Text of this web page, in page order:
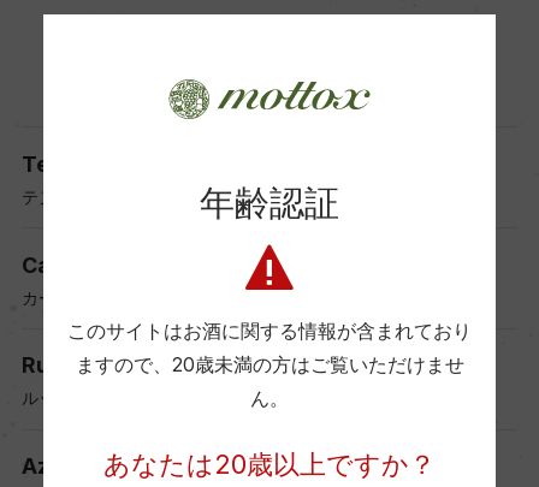
Tenuta Sant'Antonio
テヌータ・サンアントニオ
Casa Vinicola SARTORI SPA
カーサ・ヴィニコラ・サルトーリ
Ruggeri & C. S.p.A.
ルッジェーリ
Azienda Agricola Dal Forno Romano
年齢認証
このサイトはお酒に関する情報が含まれており
ますので、 20歳未満の方はご覧いただけませ
ん。
あなたは20歳以上ですか？